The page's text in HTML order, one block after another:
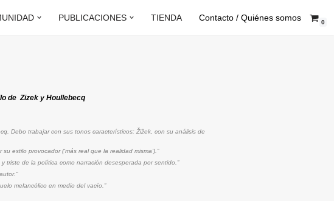
PUBLICACIONES TIENDA Contacto / Quiénes somos 0
de Zizek y Houllebecq
Debo trabajar con sus tonos característicos: Žižek, con su análisis de
estilo provocador (‘más real que la realidad misma’).”
triste de la política como narración desesperada por sentido.”
melancólico en medio del vacío.”